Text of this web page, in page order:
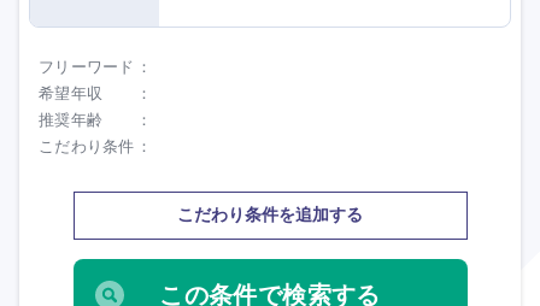
フリーワード
希望年収
推奨年齢
こだわり条件
こだわり条件を追加する